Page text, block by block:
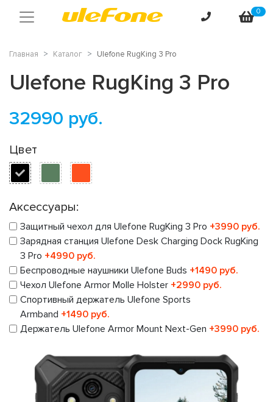
0
Главная Каталог Ulefone RugKing 3 Pro
Ulefone RugKing 3 Pro
32990 руб.
Цвет
Аксессуары:
Защитный чехол для Ulefone RugKing 3 Pro +3990 руб.
Зарядная станция Ulefone Desk Charging Dock RugKing
3 Pro +4990 руб.
Беспроводные наушники Ulefone Buds +1490 руб.
Чехол Ulefone Armor Molle Holster +2990 руб.
Спортивный держатель Ulefone Sports
Armband +1490 руб.
Держатель Ulefone Armor Mount Next-Gen +3990 руб.